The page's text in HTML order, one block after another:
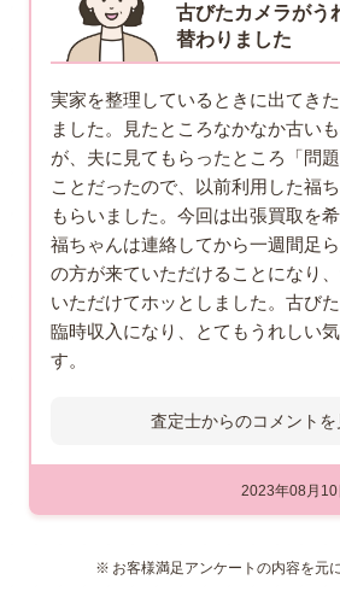
古びたカメラがう
替わりました
実家を整理しているときに出てき
ました。見たところなかなか古い
が、夫に見てもらったところ「問
ことだったので、以前利用した福
もらいました。今回は出張買取を
福ちゃんは連絡してから一週間足
の方が来ていただけることになり
いただけてホッとしました。古び
臨時収入になり、とてもうれしい
す。
査定士からのコメン
田辺市にお住ま
依頼を受け、ミ
こちらは1977年
査定士からのコメントを
2023年08月10
お客様満足アンケートの内容を元